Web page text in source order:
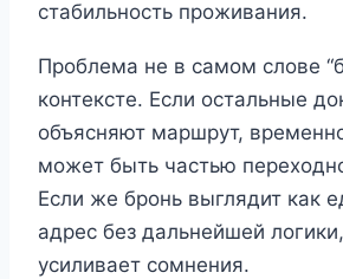
стабильность проживания.
Проблема не в самом слове
контексте. Если остальные
объясняют маршрут,
может быть частью
Если же бронь выглядит как
адрес без дальнейшей
усиливает сомнения.